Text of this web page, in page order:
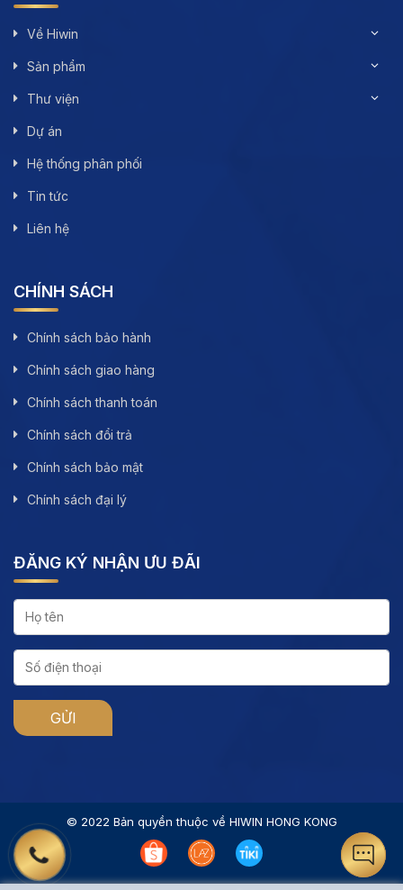
Về Hiwin
Sản phẩm
Thư viện
Dự án
Hệ thống phân phối
Tin tức
Liên hệ
CHÍNH SÁCH
Chính sách bảo hành
Chính sách giao hàng
Chính sách thanh toán
Chính sách đổi trả
Chính sách bảo mật
Chính sách đại lý
ĐĂNG KÝ NHẬN ƯU ĐÃI
© 2022 Bản quyền thuộc về HIWIN HONG KONG